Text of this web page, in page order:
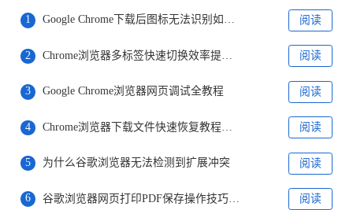
1 Google Chrome下载后图标无法识别如何解决 阅读
2 阅读
3 Google Chrome浏览器网页调试全教程 阅读
4 阅读
5 为什么谷歌浏览器无法检测到扩展冲突 阅读
6 谷歌浏览器网页打印PDF保存操作技巧教程 阅读